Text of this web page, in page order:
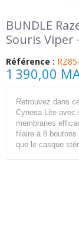
BUNDLE
Souris Viper
Référence :
1 390,00
Retrouvez dans
Cynosa Lite avec
membranes
filaire à 8
que le casque